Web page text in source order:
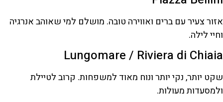
אזור צעיר עם ברים ואווירה טובה. מושלם למי שאוהב אנרגיה
וחיי לילה.
Lungomare / Riviera di Chiaia
שקט יותר, נקי יותר ונוח מאוד למשפחות. קרוב לטיילת
ולמסעדות מעולות.